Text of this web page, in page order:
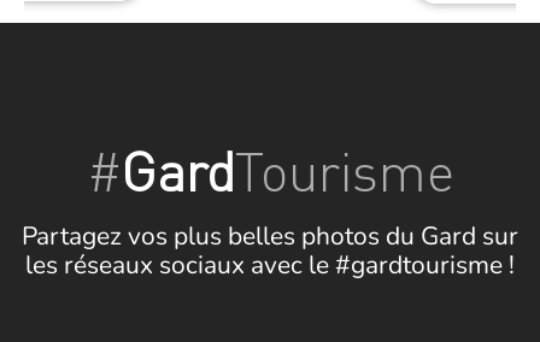
#GardTourisme
Partagez vos plus belles photos du Gard sur
les réseaux sociaux avec le #gardtourisme !